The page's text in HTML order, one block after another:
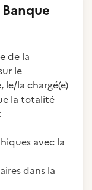
Banque
de la
le
la chargé(e)
la totalité
avec la
dans la